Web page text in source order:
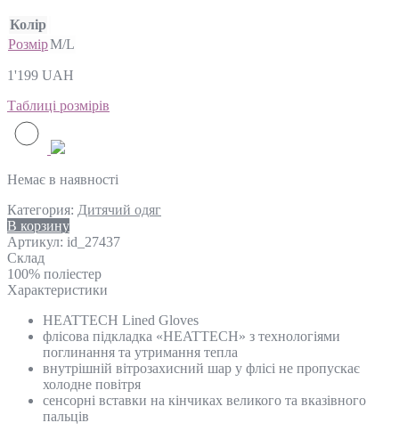
Колір
РозмірM/L
1'199 UAH
Таблиці розмірів
Немає в наявності
Категория: Дитячий одяг
В корзину
Артикул: id_27437
Склад
100% поліестер
Характеристики
HEATTECH Lined Gloves
флісова підкладка «HEATTECH» з технологіями
поглинання та утримання тепла
внутрішній вітрозахисний шар у флісі не пропускає
холодне повітря
сенсорні вставки на кінчиках великого та вказівного
пальців